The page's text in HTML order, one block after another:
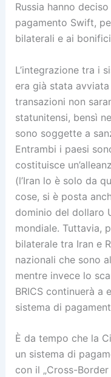
Russia hanno
pagamento Swift,
bilaterali e ai
L’integrazione tra i
era già stata
transazioni non
statunitensi, bensì
sono soggette a
Entrambi i paesi
costituisce
(l’Iran lo è solo da
cose, si è posta
dominio del dollaro
mondiale. Tuttavia,
bilaterale tra Iran e
nazionali che sono
mentre invece lo
BRICS continuerà a
sistema di
È da tempo che la
un sistema di
con il „Cross-